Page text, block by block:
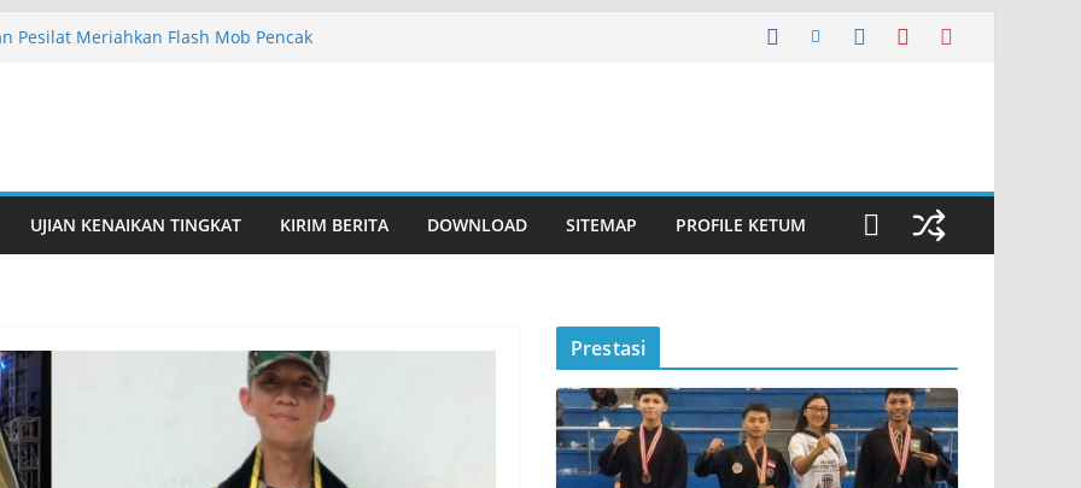
Pesilat Meriahkan Flash Mob Pencak
Gelar Latihan Rutin, Perkuat
Pesilat Berbakat Lewat Pembinaan
UJIAN KENAIKAN TINGKAT KIRIM BERITA DOWNLOAD SITEMAP PROFILE KETUM
Prestasi